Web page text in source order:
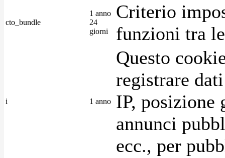
cto_bundle
1 anno
24
giorni
Criterio
funzioni tra
i 1 anno
Questo
registrare
IP, posizione
annunci
ecc., per